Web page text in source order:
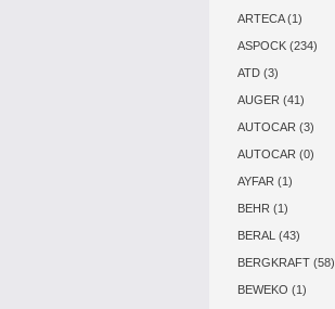
ARTECA (1)
ASPOCK (234)
ATD (3)
AUGER (41)
AUTOCAR (3)
AUTOCAR (0)
AYFAR (1)
BEHR (1)
BERAL (43)
BERGKRAFT (58)
BEWEKO (1)